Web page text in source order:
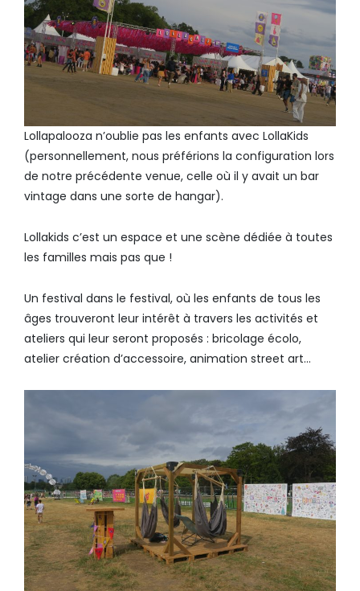
Lollapalooza n’oublie pas les enfants avec LollaKids
(personnellement, nous préférions la configuration lors
de notre précédente venue, celle où il y avait un bar
vintage dans une sorte de hangar).
Lollakids c’est un espace et une scène dédiée à toutes
les familles mais pas que !
Un festival dans le festival, où les enfants de tous les
âges trouveront leur intérêt à travers les activités et
ateliers qui leur seront proposés : bricolage écolo,
atelier création d’accessoire, animation street art…